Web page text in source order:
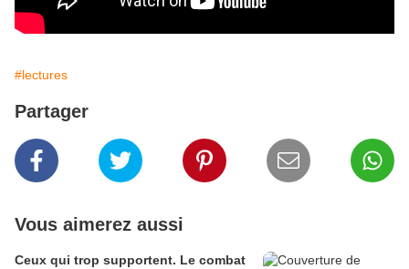
#lectures
Partager
Vous aimerez aussi
Ceux qui trop supportent. Le combat